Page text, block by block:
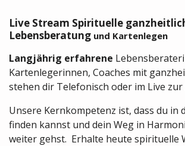
Live Stream Spirituelle
Lebensberatung und Kartenlegen
Langjährig erfahrene
Kartenlegerinnen, Coaches mit
stehen dir Telefonisch oder im Live zur
Unsere Kernkompetenz ist, dass du in
finden kannst und dein Weg in
weiter gehst. Erhalte heute spirituelle